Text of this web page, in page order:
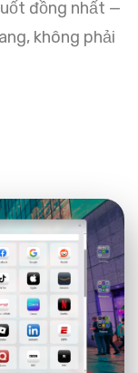
đồng nhất —
không phải